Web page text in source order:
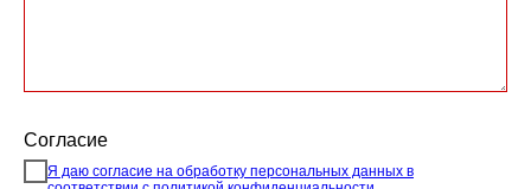
Согласие
Я даю согласие на обработку персональных данных в